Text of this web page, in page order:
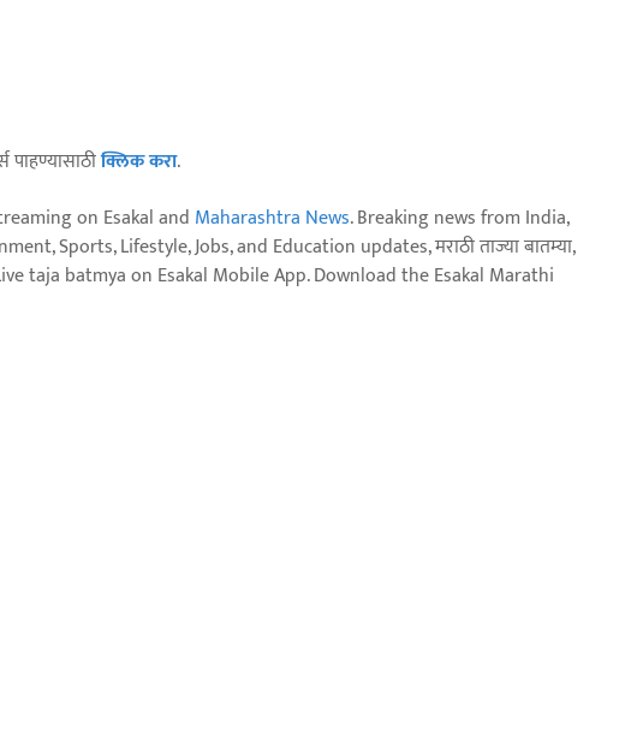
पाहण्यासाठीक्लिक करा.
on Esakal and Maharashtra News. Breaking news from India,
Sports, Lifestyle, Jobs, and Education updates, मराठी ताज्या बातम्या,
Live taja batmya on Esakal Mobile App. Download the Esakal Marathi